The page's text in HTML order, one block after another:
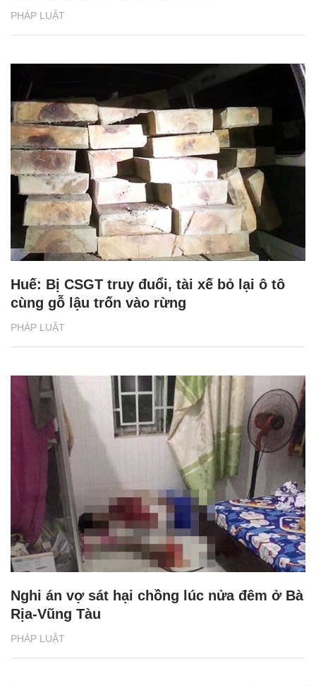
PHÁP LUẬT
PHÁP LUẬT
Huế: Bị CSGT truy đuổi, tài xế bỏ lại ô tô
cùng gỗ lậu trốn vào rừng
PHÁP LUẬT
Nghi án vợ sát hại chồng lúc nửa đêm ở Bà
Rịa-Vũng Tàu